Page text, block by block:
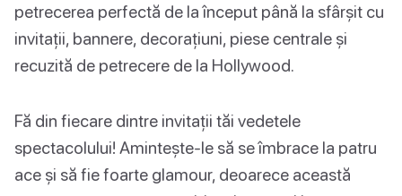
petrecerea perfectă de la început până la sfârșit cu
invitații, bannere, decorațiuni, piese centrale și
recuzită de petrecere de la Hollywood.
Fă din fiecare dintre invitații tăi vedetele
spectacolului! Amintește-le să se îmbrace la patru
ace și să fie foarte glamour, deoarece această